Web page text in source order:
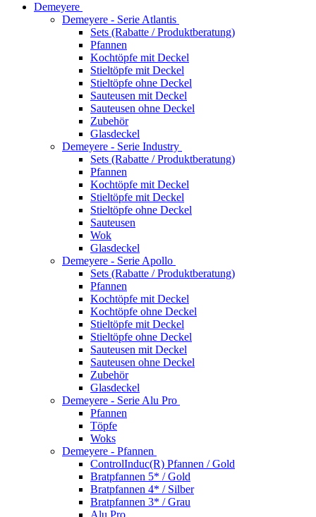
Demeyere
Demeyere - Serie Atlantis
Sets (Rabatte / Produktberatung)
Pfannen
Kochtöpfe mit Deckel
Stieltöpfe mit Deckel
Stieltöpfe ohne Deckel
Sauteusen mit Deckel
Sauteusen ohne Deckel
Zubehör
Glasdeckel
Demeyere - Serie Industry
Sets (Rabatte / Produktberatung)
Pfannen
Kochtöpfe mit Deckel
Stieltöpfe mit Deckel
Stieltöpfe ohne Deckel
Sauteusen
Wok
Glasdeckel
Demeyere - Serie Apollo
Sets (Rabatte / Produktberatung)
Pfannen
Kochtöpfe mit Deckel
Kochtöpfe ohne Deckel
Stieltöpfe mit Deckel
Stieltöpfe ohne Deckel
Sauteusen mit Deckel
Sauteusen ohne Deckel
Zubehör
Glasdeckel
Demeyere - Serie Alu Pro
Pfannen
Töpfe
Woks
Demeyere - Pfannen
ControlInduc(R) Pfannen / Gold
Bratpfannen 5* / Gold
Bratpfannen 4* / Silber
Bratpfannen 3* / Grau
Alu Pro